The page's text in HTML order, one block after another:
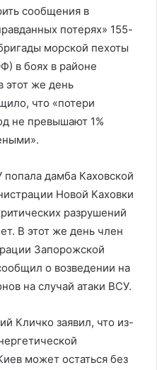
сообщения в
потерях» 155-
морской пехоты
в боях в районе
этот же день
что «потери
не превышают 1%
дамба Каховской
Новой Каховки
разрушений
В этот же день член
Запорожской
о возведении на
на случай атаки ВСУ.
Кличко заявил, что из-
может остаться без